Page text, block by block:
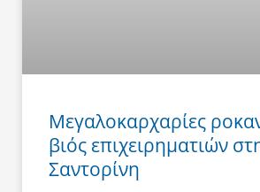
Μεγαλοκαρχαρίες
βιός επιχειρηματιών
Σαντορίνη